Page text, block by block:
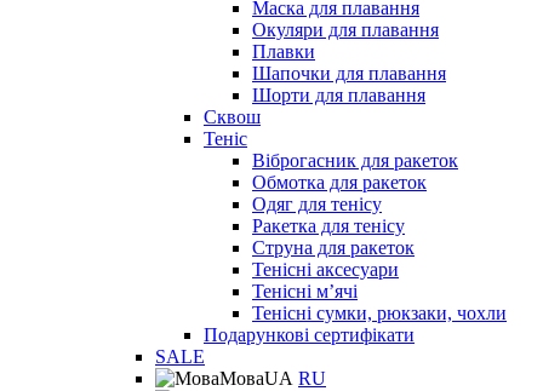
Маска для плавання
Окуляри для плавання
Плавки
Шапочки для плавання
Шорти для плавання
Сквош
Теніс
Віброгасник для ракеток
Обмотка для ракеток
Одяг для тенісу
Ракетка для тенісу
Струна для ракеток
Тенісні аксесуари
Тенісні мʼячі
Тенісні сумки, рюкзаки, чохли
Подарункові сертифікати
SALE
МоваUA RU